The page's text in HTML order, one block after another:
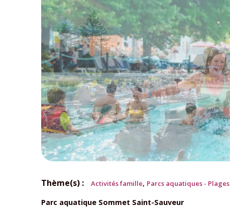
Thème(s) : Activités famille, Parcs aquatiques - Plages
Parc aquatique Sommet Saint-Sauveur